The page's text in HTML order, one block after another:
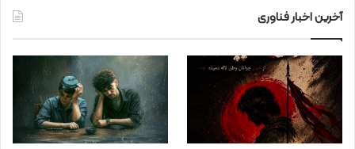
آخرین اخبار فناوری